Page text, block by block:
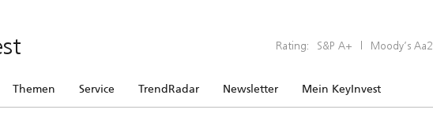
Rating: S&P A+ | Moody’s Aa2
Themen Service TrendRadar Newsletter Mein KeyInvest